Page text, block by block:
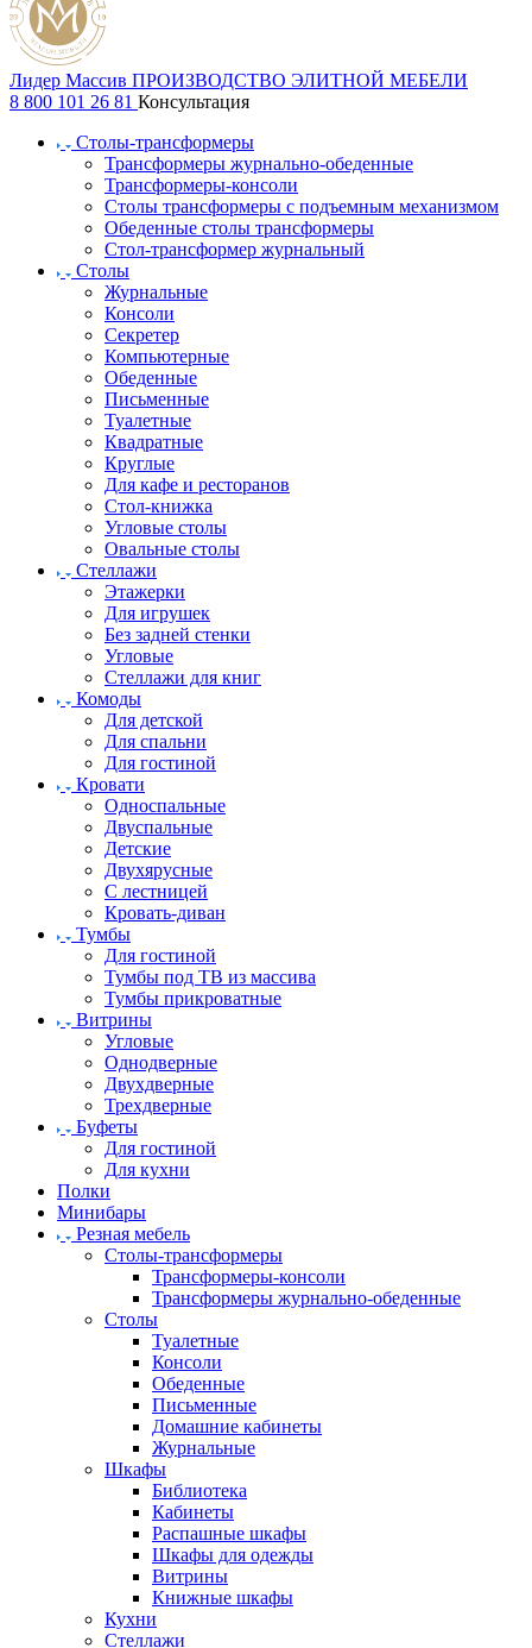
Лидер Массив ПРОИЗВОДСТВО ЭЛИТНОЙ МЕБЕЛИ
8 800 101 26 81 Консультация
Столы-трансформеры
Трансформеры журнально-обеденные
Трансформеры-консоли
Столы трансформеры с подъемным механизмом
Обеденные столы трансформеры
Стол-трансформер журнальный
Столы
Журнальные
Консоли
Секретер
Компьютерные
Обеденные
Письменные
Туалетные
Квадратные
Круглые
Для кафе и ресторанов
Стол-книжка
Угловые столы
Овальные столы
Стеллажи
Этажерки
Для игрушек
Без задней стенки
Угловые
Стеллажи для книг
Комоды
Для детской
Для спальни
Для гостиной
Кровати
Односпальные
Двуспальные
Детские
Двухярусные
С лестницей
Кровать-диван
Тумбы
Для гостиной
Тумбы под ТВ из массива
Тумбы прикроватные
Витрины
Угловые
Однодверные
Двухдверные
Трехдверные
Буфеты
Для гостиной
Для кухни
Полки
Минибары
Резная мебель
Столы-трансформеры
Трансформеры-консоли
Трансформеры журнально-обеденные
Столы
Туалетные
Консоли
Обеденные
Письменные
Домашние кабинеты
Журнальные
Шкафы
Библиотека
Кабинеты
Распашные шкафы
Шкафы для одежды
Витрины
Книжные шкафы
Кухни
Стеллажи